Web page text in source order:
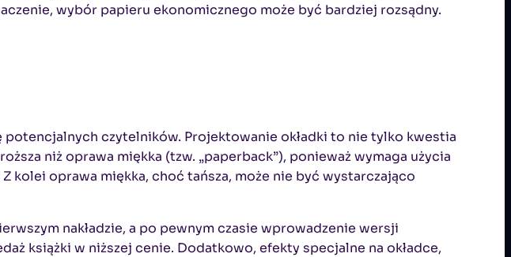
wybór papieru ekonomicznego może być bardziej rozsądny.
czytelników. Projektowanie okładki to nie tylko kwestia
niż oprawa miękka (tzw. „paperback”), ponieważ wymaga użycia
oprawa miękka, choć tańsza, może nie być wystarczająco
nakładzie, a po pewnym czasie wprowadzenie wersji
książki w niższej cenie. Dodatkowo, efekty specjalne na okładce,